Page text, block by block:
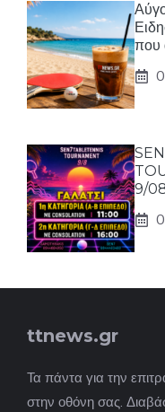
που
9/
ttnews.gr
Τα πάντα για την
στην οθόνη σας.